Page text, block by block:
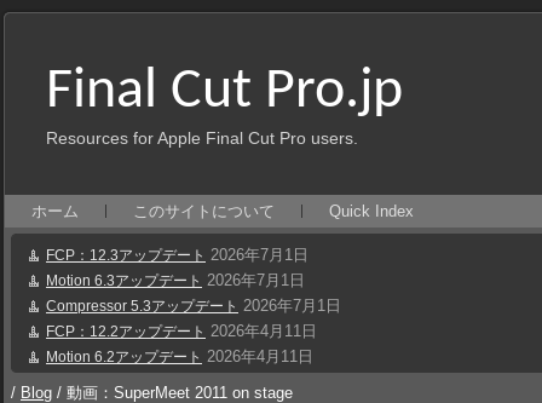
Final Cut Pro.jp
Resources for Apple Final Cut Pro users.
ホーム このサイトについて Quick Index
FCP：12.3アップデート 2026年7月1日
Motion 6.3アップデート 2026年7月1日
Compressor 5.3アップデート 2026年7月1日
FCP：12.2アップデート 2026年4月11日
Motion 6.2アップデート 2026年4月11日
/ Blog / 動画：SuperMeet 2011 on stage